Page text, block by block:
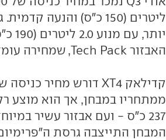
ליטרים (150 כ"ס) והנעה
האבזור Tech Pack, שמחירה עומד על 292,000 שקלים.
ממתחריו במבחן, אך הוא מוצע
237 כ"ס - ועם אבזור עשיר